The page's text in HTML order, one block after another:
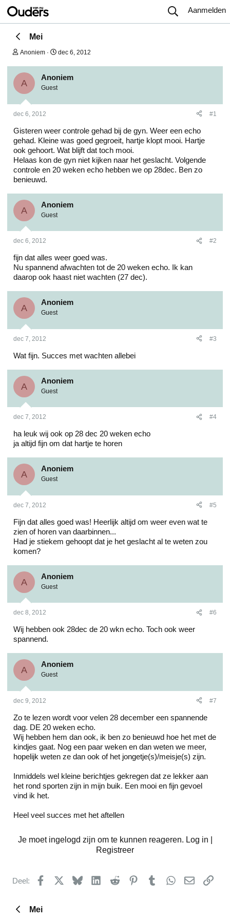
Aanmelden
Mei
O
d
r
w
e
p
t
a
r
t
r
Anoniem
S
a
r
dec 6, 2012
A
Anoniem
Guest
dec 6, 2012 #1
Gisteren weer controle gehad bij de gyn. Weer een echo
gehad. Kleine was goed gegroeit, hartje klopt mooi. Hartje
ook gehoort. Wat blijft dat toch mooi.
Helaas kon de gyn niet kijken naar het geslacht. Volgende
controle en 20 weken echo hebben we op 28dec. Ben zo
benieuwd.
A
Anoniem
Guest
dec 6, 2012 #2
fijn dat alles weer goed was.
Nu spannend afwachten tot de 20 weken echo. Ik kan
daarop ook haast niet wachten (27 dec).
A
Anoniem
Guest
dec 7, 2012 #3
Wat fijn. Succes met wachten allebei
A
Anoniem
Guest
dec 7, 2012 #4
ha leuk wij ook op 28 dec 20 weken echo
ja altijd fijn om dat hartje te horen
A
Anoniem
Guest
dec 7, 2012 #5
Fijn dat alles goed was! Heerlijk altijd om weer even wat te
zien of horen van daarbinnen...
Had je stiekem gehoopt dat je het geslacht al te weten zou
komen?
A
Anoniem
Guest
dec 8, 2012 #6
Wij hebben ook 28dec de 20 wkn echo. Toch ook weer
spannend.
A
Anoniem
Guest
dec 9, 2012 #7
Zo te lezen wordt voor velen 28 december een spannende
dag. DE 20 weken echo.
Wij hebben hem dan ook, ik ben zo benieuwd hoe het met de
kindjes gaat. Nog een paar weken en dan weten we meer,
hopelijk weten ze dan ook of het jongetje(s)/meisje(s) zijn.
Inmiddels wel kleine berichtjes gekregen dat ze lekker aan
het rond sporten zijn in mijn buik. Een mooi en fijn gevoel
vind ik het.
Heel veel succes met het aftellen
Je moet ingelogd zijn om te kunnen reageren. Log in |
Registreer
Deel: Facebook BlueskyLinkedInReddit PinterestTumblrWhatsApp
E-mail
Mei